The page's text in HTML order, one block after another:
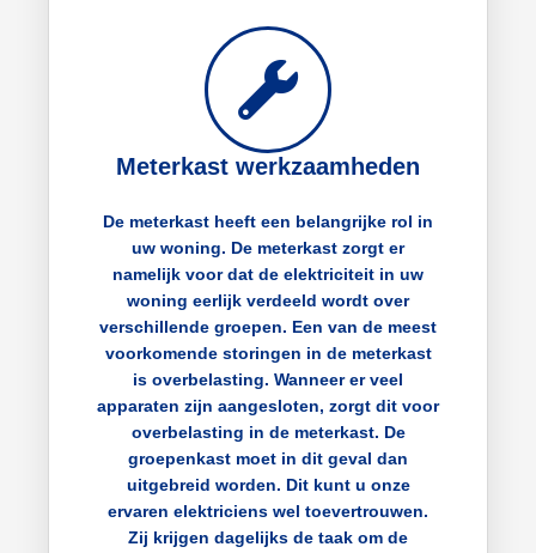
Meterkast werkzaamheden
De meterkast heeft een belangrijke rol in
uw woning. De meterkast zorgt er
namelijk voor dat de elektriciteit in uw
woning eerlijk verdeeld wordt over
verschillende groepen. Een van de meest
voorkomende storingen in de meterkast
is overbelasting. Wanneer er veel
apparaten zijn aangesloten, zorgt dit voor
overbelasting in de meterkast. De
groepenkast moet in dit geval dan
uitgebreid worden. Dit kunt u onze
ervaren elektriciens wel toevertrouwen.
Zij krijgen dagelijks de taak om de